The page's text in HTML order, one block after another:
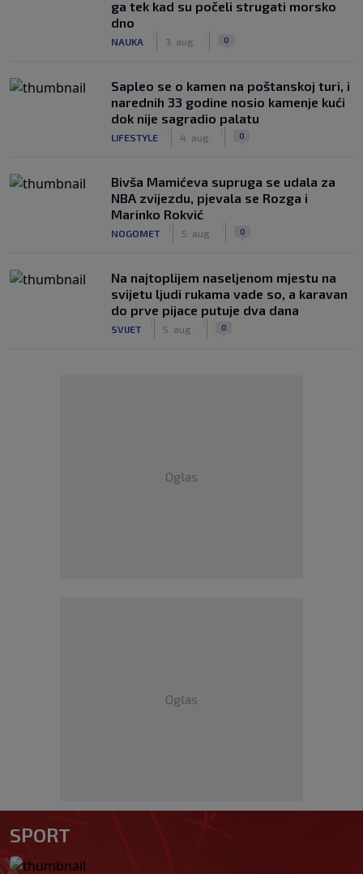
ga tek kad su počeli strugati morsko
dno
NAUKA 3. aug. 0
Saplео se o kamen na poštanskoj turi, i
narednih 33 godine nosio kamenje kući
dok nije sagradio palatu
LIFESTYLE 4. aug. 0
Bivša Mamićeva supruga se udala za
NBA zvijezdu, pjevala se Rozga i
Marinko Rokvić
NOGOMET 5. aug. 0
Na najtoplijem naseljenom mjestu na
svijetu ljudi rukama vade so, a karavan
do prve pijace putuje dva dana
SVIJET 5. aug. 0
Oglas
Oglas
SPORT